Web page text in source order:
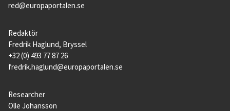
red@europaportalen.se
Redaktör
Fredrik Haglund, Bryssel
+32 (0) 493 77 87 26
fredrik.haglund@europaportalen.se
Researcher
Olle Johansson